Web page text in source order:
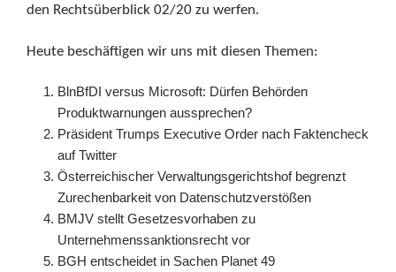
den Rechtsüberblick 02/20 zu werfen.
Heute beschäftigen wir uns mit diesen Themen:
BlnBfDI versus Microsoft: Dürfen Behörden
Produktwarnungen aussprechen?
Präsident Trumps Executive Order nach Faktencheck
auf Twitter
Österreichischer Verwaltungsgerichtshof begrenzt
Zurechenbarkeit von Datenschutzverstößen
BMJV stellt Gesetzesvorhaben zu
Unternehmenssanktionsrecht vor
BGH entscheidet in Sachen Planet 49